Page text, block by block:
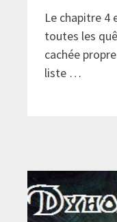
Le chapitre 4
toutes les
cachée
liste …